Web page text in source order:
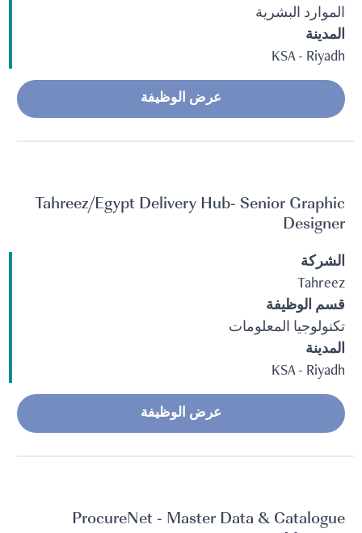
الموارد البشرية
المدينة
KSA - Riyadh
عرض الوظيفة
Tahreez/Egypt Delivery Hub- Senior Graphic
Designer
الشركة
Tahreez
قسم الوظيفة
تكنولوجيا المعلومات
المدينة
KSA - Riyadh
عرض الوظيفة
ProcureNet - Master Data & Catalogue